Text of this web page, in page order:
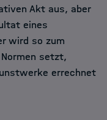
Akt aus, aber
eines
wird so zum
setzt,
errechnet